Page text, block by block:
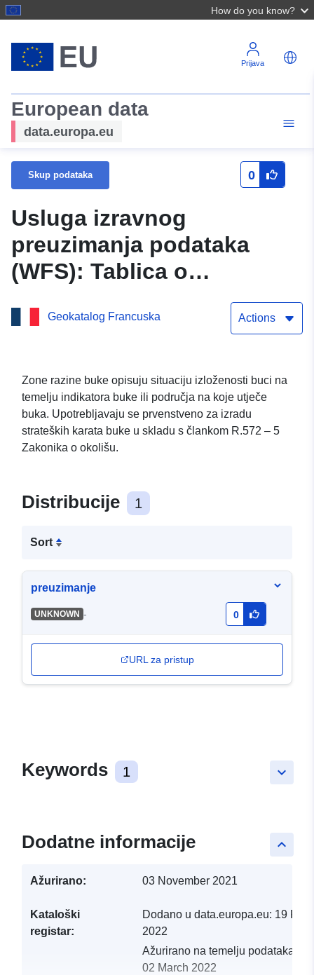
How do you know?
Prijava
European data
data.europa.eu
Skup podataka 0
Usluga izravnog
preuzimanja podataka
(WFS): Tablica o
područjima prekoračenja
graničnih vrijednosti za
Loiretu (C_LN)
Geokatalog Francuska Actions
Zone razine buke opisuju situaciju izloženosti buci na
temelju indikatora buke ili područja na koje utječe
buka. Upotrebljavaju se prvenstveno za izradu
strateških karata buke u skladu s člankom R.572 – 5
Zakonika o okolišu.
Distribucije 1
Sort
preuzimanje
UNKNOWN - 0
URL za pristup
keyboard_arrow_down
Keywords 1
keyboard_arrow_up
Dodatne informacije
Ažurirano: 03 November 2021
Kataloški
registar:
Dodano u data.europa.eu: 19
2022
Ažurirano na temelju
02 March 2022